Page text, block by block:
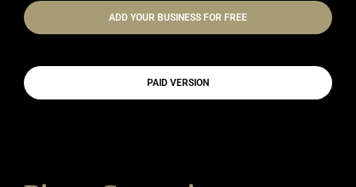
Grow with confidence
ADD YOUR BUSINESS FOR FREE